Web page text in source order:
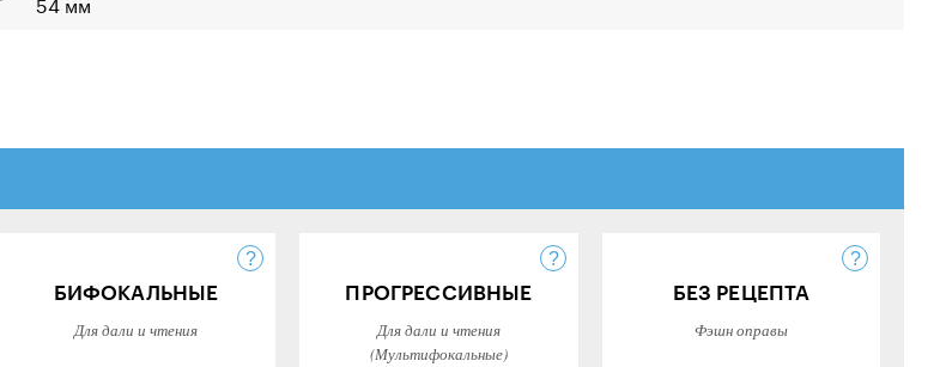
БИФОКАЛЬНЫЕ
Для дали и чтения
ПРОГРЕССИВНЫЕ
Для дали и чтения
(Мультифокальные)
БЕЗ РЕЦЕПТА
Фэшн оправы